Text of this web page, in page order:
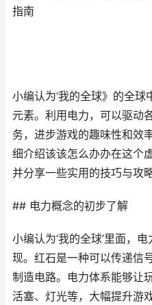
指南
小编认为‘我的全球》的全
元素。利用电力，可以驱动
务，进步游戏的趣味性和效
细介绍该该怎么办办在这个
并分享一些实用的技巧与攻略
## 电力概念的初步了解
小编认为‘我的全球’里面，
现。红石是一种可以传递信
制造电路。电力体系能够让
活塞、灯光等，大幅提升游